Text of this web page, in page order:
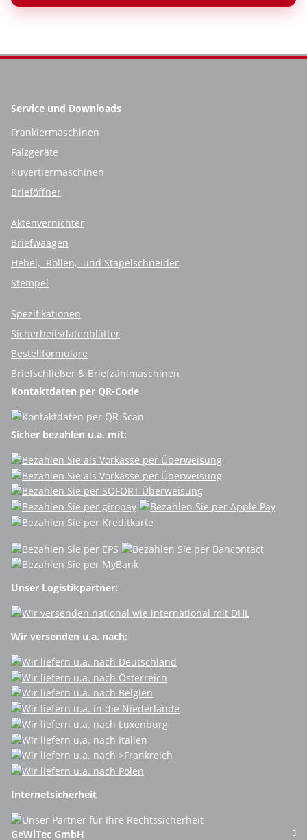
Service und Downloads
Frankiermaschinen
Falzgeräte
Kuvertiermaschinen
Brieföffner
Aktenvernichter
Briefwaagen
Hebel,- Rollen,- und Stapelschneider
Stempel
Spezifikationen
Sicherheitsdatenblätter
Bestellformulare
Briefschließer & Briefzählmaschinen
Kontaktdaten per QR-Code
Sicher bezahlen u.a. mit:
Unser Logistikpartner:
Wir versenden u.a. nach:
Internetsicherheit
GeWiTec GmbH